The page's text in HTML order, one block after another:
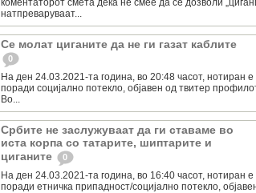
натпреваруваат...
Се молат циганите да не ги газат каблите
0
На ден 24.03.2021-та година, во 20:48 часот, нотиран е
поради социјално потекло, објавен од твитер
Во...
Србите не заслужуваат да ги ставаме во
иста корпа со татарите, шиптарите и
циганите
0
На ден 24.03.2021-та година, во 16:40 часот, нотиран е
поради етничка припадност/социјално потекло,